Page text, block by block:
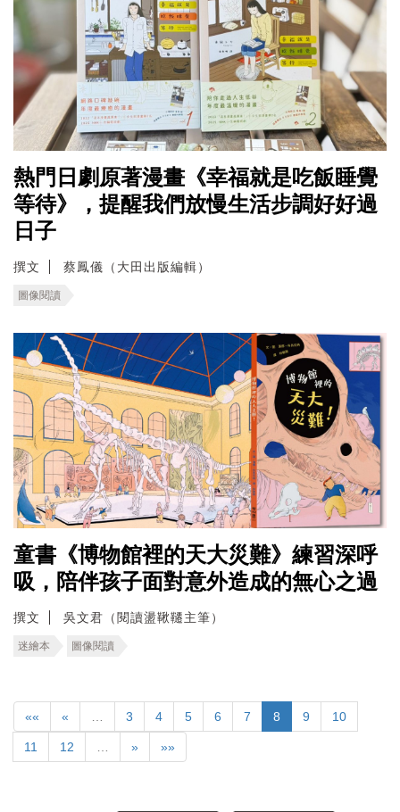
熱門日劇原著漫畫《幸福就是吃飯睡覺
等待》，提醒我們放慢生活步調好好過
日子
撰文 蔡鳳儀（大田出版編輯）
圖像閱讀
童書《博物館裡的天大災難》練習深呼
吸，陪伴孩子面對意外造成的無心之過
撰文 吳文君（閱讀盪鞦韆主筆）
迷繪本 圖像閱讀
«« « 3 4 5 6 7 8 9 10
11 12 » »»